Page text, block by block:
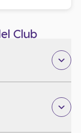
Club